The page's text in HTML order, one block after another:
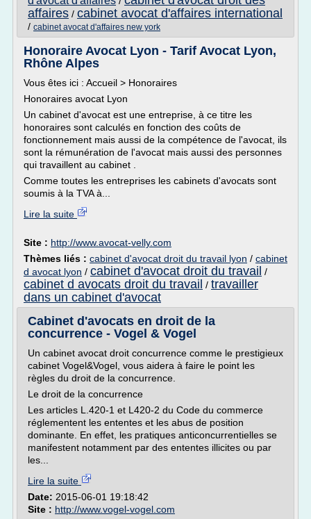
affaires / cabinet avocat d'affaires international
/ cabinet avocat d'affaires new york
Honoraire Avocat Lyon - Tarif Avocat Lyon,
Rhône Alpes
Vous êtes ici : Accueil > Honoraires
Honoraires avocat Lyon
Un cabinet d'avocat est une entreprise, à ce titre les
honoraires sont calculés en fonction des coûts de
fonctionnement mais aussi de la compétence de l'avocat, ils
sont la rémunération de l'avocat mais aussi des personnes
qui travaillent au cabinet .
Comme toutes les entreprises les cabinets d'avocats sont
soumis à la TVA à...
Lire la suite
Site : http://www.avocat-velly.com
Thèmes liés : cabinet d'avocat droit du travail lyon / cabinet
d avocat lyon / cabinet d'avocat droit du travail /
cabinet d avocats droit du travail / travailler
dans un cabinet d'avocat
Cabinet d'avocats en droit de la
concurrence - Vogel & Vogel
Un cabinet avocat droit concurrence comme le prestigieux
cabinet Vogel&Vogel, vous aidera à faire le point les
règles du droit de la concurrence.
Le droit de la concurrence
Les articles L.420-1 et L420-2 du Code du commerce
réglementent les ententes et les abus de position
dominante. En effet, les pratiques anticoncurrentielles se
manifestent notamment par des ententes illicites ou par
les...
Lire la suite
Date: 2015-06-01 19:18:42
Site : http://www.vogel-vogel.com